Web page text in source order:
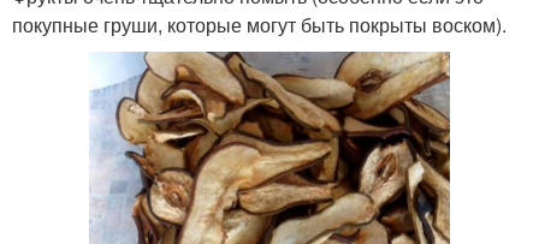
покупные груши, которые могут быть покрыты воском).